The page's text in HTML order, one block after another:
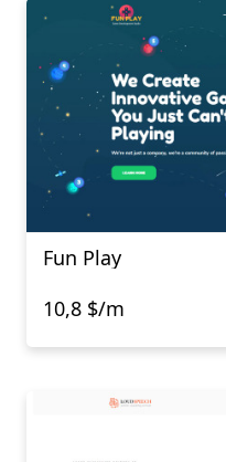
Fun Play
10,8 $/m